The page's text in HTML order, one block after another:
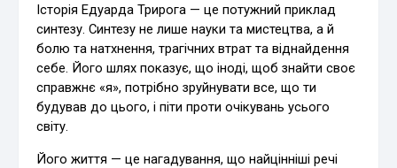
Історія Едуарда Трирога — це потужний приклад
синтезу. Синтезу не лише науки та мистецтва, а й
болю та натхнення, трагічних втрат та віднайдення
себе. Його шлях показує, що іноді, щоб знайти своє
справжнє «я», потрібно зруйнувати все, що ти
будував до цього, і піти проти очікувань усього
світу.
Його життя — це нагадування, що найцінніші речі